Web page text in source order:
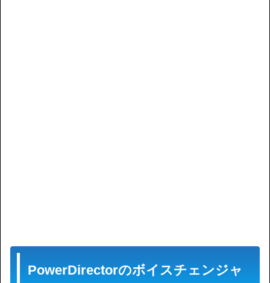
PowerDirectorのボイスチェンジャ